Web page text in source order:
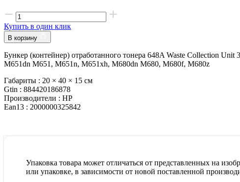
Купить в один клик
В корзину
Бункер (контейнер) отработанного тонера 648A Waste Collection
M651dn M651, M651n, M651xh, M680dn M680, M680f, M680z
Габариты : 20 × 40 × 15 см
Gtin : 884420186878
Производители : HP
Ean13 : 2000000325842
Упаковка товара может отличаться от представленных на
или упаковке, в зависимости от новой поставленной